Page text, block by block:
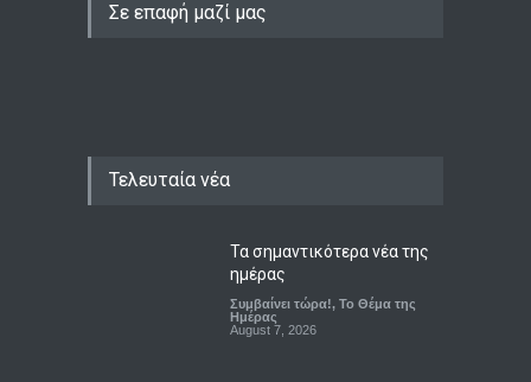
Σε επαφή μαζί μας
Τελευταία νέα
Τα σημαντικότερα νέα της
ημέρας
Συμβαίνει τώρα!, Το Θέμα της
Ημέρας
August 7, 2026